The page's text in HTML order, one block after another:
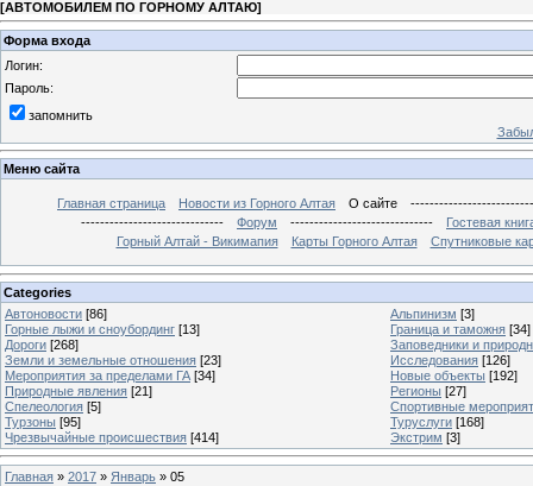
[АВТОМОБИЛЕМ ПО ГОРНОМУ АЛТАЮ]
Форма входа
Логин:
Пароль:
запомнить
Меню сайта
Главная страница Новости из Горного Алтая О сайте
------------------------------
Форум ------------------------------
Гостевая
Горный Алтай - Викимапия
Карты Горного Алтая Спутниковые
Categories
Автоновости [86] Альпинизм [3]
Горные лыжи и сноубординг [13] Граница и таможня [34]
Дороги [268]
Заповедники и
Земли и земельные отношения [23] Исследования [126]
Мероприятия за пределами ГА [34] Новые объекты [192]
Природные явления [21] Регионы [27]
Спелеология [5]
Спортивные
Турзоны [95] Туруслуги [168]
Чрезвычайные происшествия [414] Экстрим [3]
Главная » 2017 » Январь » 05